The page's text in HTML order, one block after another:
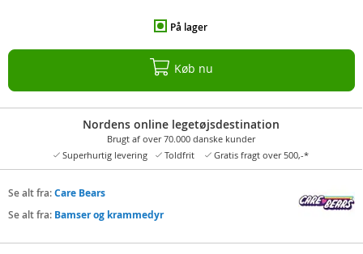
På lager
Køb nu
Nordens online legetøjsdestination
Brugt af over 70.000 danske kunder
Superhurtig levering
Toldfrit Gratis fragt over 500,-*
Se alt fra:Care Bears
Se alt fra: Bamser og krammedyr